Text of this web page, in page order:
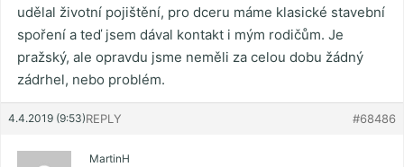
udělal životní pojištění, pro dceru máme klasické stavební
spoření a teď jsem dával kontakt i mým rodičům. Je
pražský, ale opravdu jsme neměli za celou dobu žádný
zádrhel, nebo problém.
4.4.2019 (9:53) #68486
REPLY
MartinH